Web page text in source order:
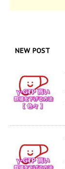
NEW POST